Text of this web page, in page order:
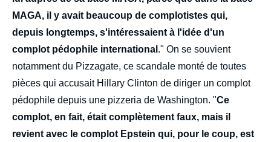
MAGA, il y avait beaucoup de complotistes qui,
depuis longtemps, s'intéressaient à l'idée d'un
complot pédophile international ." On se souvient
notamment du Pizzagate, ce scandale monté de toutes
pièces qui accusait Hillary Clinton de diriger un complot
pédophile depuis une pizzeria de Washington. "Ce
complot, en fait, était complètement faux, mais il
revient avec le complot Epstein qui, pour le coup, est